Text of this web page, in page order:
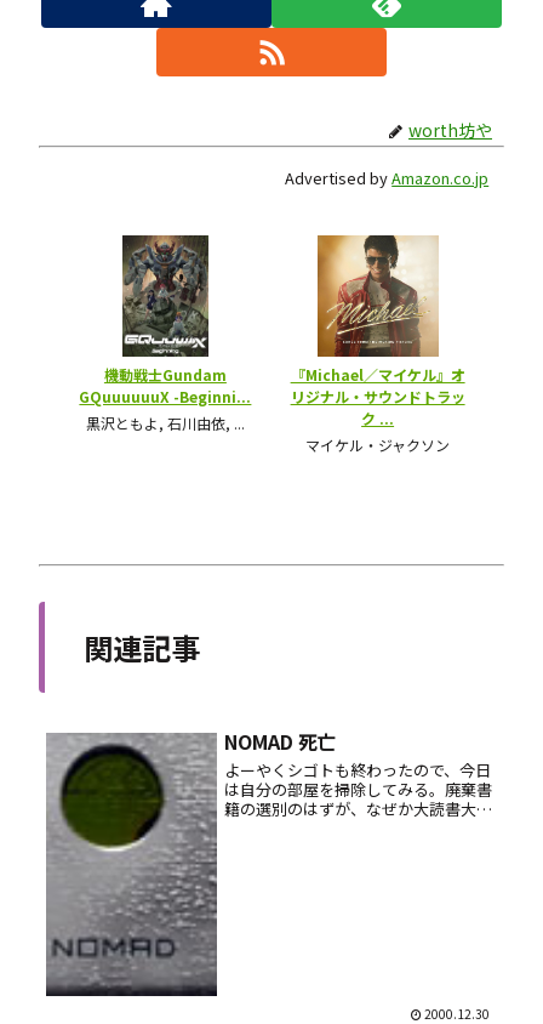
worth坊や
Advertised byAmazon.co.jp
関連記事
NOMAD 死亡
よーやくシゴトも終わったので、今日
は自分の部屋を掃除してみる。廃棄書
籍の選別のはずが、なぜか大読書大会
2000.12.30